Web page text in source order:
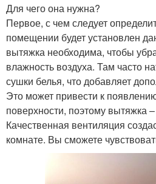
Для чего она нужна?
Первое, с чем следует
помещении будет установлен
вытяжка необходима, чтобы
влажность воздуха. Там часто
сушки белья, что добавляет
Это может привести к
поверхности, поэтому вытяжка
Качественная вентиляция
комнате. Вы сможете